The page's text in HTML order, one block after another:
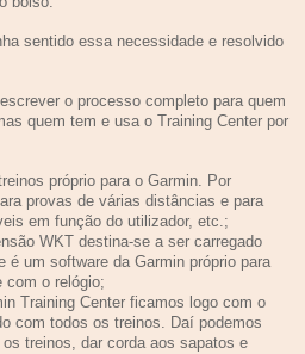
sentido essa necessidade e resolvido
o processo completo para quem
quem tem e usa o Training Center por
próprio para o Garmin. Por
provas de várias distâncias e para
em função do utilizador, etc.;
WKT destina-se a ser carregado
é um software da Garmin próprio para
com o relógio;
Training Center ficamos logo com o
com todos os treinos. Daí podemos
treinos, dar corda aos sapatos e